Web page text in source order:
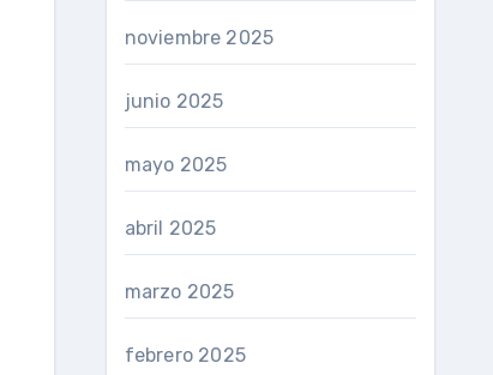
noviembre 2025
junio 2025
mayo 2025
abril 2025
marzo 2025
febrero 2025